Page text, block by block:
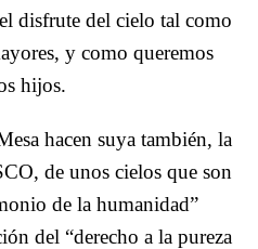
disfrute del cielo tal como
y como queremos
hijos.
hacen suya también, la
, de unos cielos que son
de la humanidad”
del “derecho a la pureza